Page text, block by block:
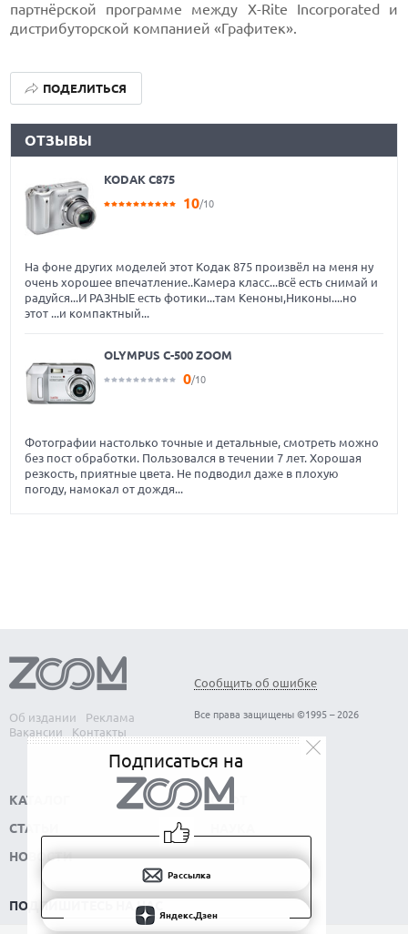
партнёрской программе между X-Rite Incorporated и
дистрибуторской компанией «Графитек».
ПОДЕЛИТЬСЯ
ОТЗЫВЫ
KODAK C875
10/10
На фоне других моделей этот Кодак 875 произвёл на меня ну
очень хорошее впечатление..Камера класс...всё есть снимай и
радуйся...И РАЗНЫЕ есть фотики...там Кеноны,Никоны....но
этот ...и компактный...
OLYMPUS C-500 ZOOM
0/10
Фотографии настолько точные и детальные, смотреть можно
без пост обработки. Пользовался в течении 7 лет. Хорошая
резкость, приятные цвета. Не подводил даже в плохую
погоду, намокал от дождя...
Об издании
Реклама
Вакансии
Контакты
Сообщить об ошибке
Все права защищены ©1995 – 2026
КАТАЛОГ
СТАТЬИ
НОВОСТИ
СОФТ
ПОДПИШИТЕСЬ НА НАС
Подписаться на
Рассылка
Яндекс.Дзен